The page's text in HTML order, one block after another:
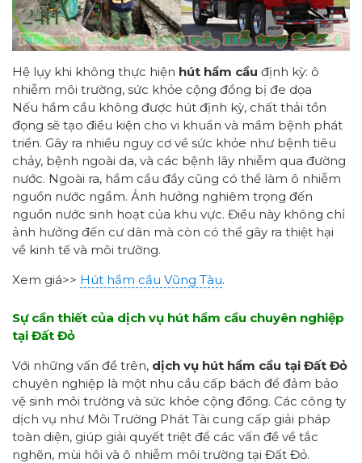
Hệ lụy khi không thực hiện hút hầm cầu định kỳ: ô
nhiễm môi trường, sức khỏe cộng đồng bị đe dọa
Nếu hầm cầu không được hút định kỳ, chất thải tồn
đọng sẽ tạo điều kiện cho vi khuẩn và mầm bệnh phát
triển. Gây ra nhiều nguy cơ về sức khỏe như bệnh tiêu
chảy, bệnh ngoài da, và các bệnh lây nhiễm qua đường
nước. Ngoài ra, hầm cầu đầy cũng có thể làm ô nhiễm
nguồn nước ngầm. Ảnh hưởng nghiêm trọng đến
nguồn nước sinh hoạt của khu vực. Điều này không chỉ
ảnh hưởng đến cư dân mà còn có thể gây ra thiệt hại
về kinh tế và môi trường.
Xem giá>> Hút hầm cầu Vũng Tàu.
Sự cần thiết của dịch vụ hút hầm cầu chuyên nghiệp
tại Đất Đỏ
Với những vấn đề trên, dịch vụ hút hầm cầu tại Đất Đỏ
chuyên nghiệp là một nhu cầu cấp bách để đảm bảo
vệ sinh môi trường và sức khỏe cộng đồng. Các công ty
dịch vụ như Môi Trường Phát Tài cung cấp giải pháp
toàn diện, giúp giải quyết triệt để các vấn đề về tắc
nghẽn, mùi hôi và ô nhiễm môi trường tại Đất Đỏ.